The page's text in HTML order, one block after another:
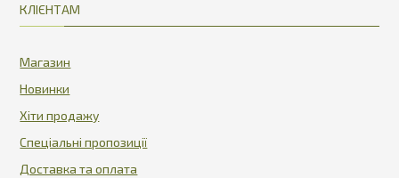
КЛІЄНТАМ
Магазин
Новинки
Хіти продажу
Спеціальні пропозиції
Доставка та оплата